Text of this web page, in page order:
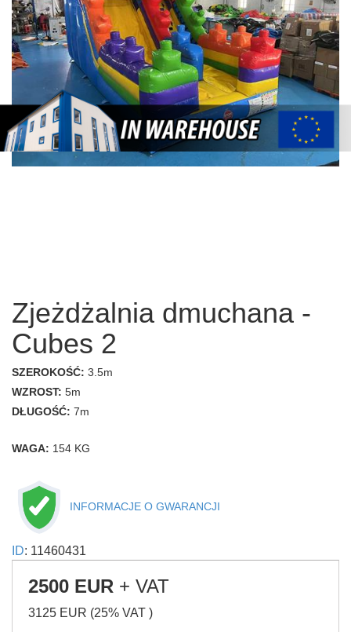
Zjeżdżalnia dmuchana -
Cubes 2
SZEROKOŚĆ: 3.5m
WZROST: 5m
DŁUGOŚĆ: 7m
WAGA: 154 KG
INFORMACJE O GWARANCJI
ID: 11460431
2500 EUR + VAT
3125 EUR (25% VAT )